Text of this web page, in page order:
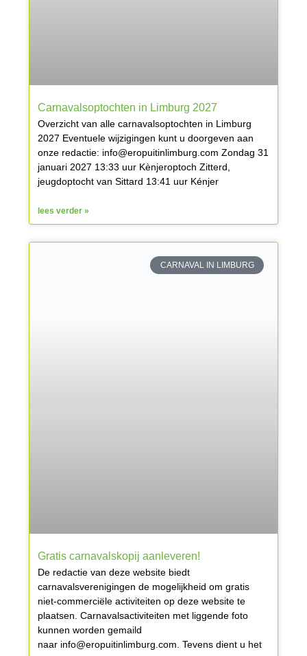
Carnavalsoptochten in Limburg 2027
Overzicht van alle carnavalsoptochten in Limburg
2027 Eventuele wijzigingen kunt u doorgeven aan
onze redactie: info@eropuitinlimburg.com Zondag 31
januari 2027 13:33 uur Kènjeroptoch Zitterd,
jeugdoptocht van Sittard 13:41 uur Kénjer
lees verder »
CARNAVAL IN LIMBURG
Gratis carnavalskopij aanleveren!
De redactie van deze website biedt
carnavalsverenigingen de mogelijkheid om gratis
niet-commerciële activiteiten op deze website te
plaatsen. Carnavalsactiviteiten met liggende foto
kunnen worden gemaild
naar info@eropuitinlimburg.com. Tevens dient u het